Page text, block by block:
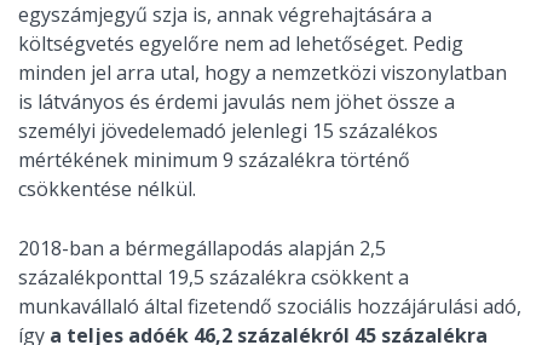
egyszámjegyű szja is, annak végrehajtására a
költségvetés egyelőre nem ad lehetőséget. Pedig
minden jel arra utal, hogy a nemzetközi viszonylatban
is látványos és érdemi javulás nem jöhet össze a
személyi jövedelemadó jelenlegi 15 százalékos
mértékének minimum 9 százalékra történő
csökkentése nélkül.
2018-ban a bérmegállapodás alapján 2,5
százalékponttal 19,5 százalékra csökkent a
munkavállaló által fizetendő szociális hozzájárulási adó,
így a teljes adóék 46,2 százalékról 45 százalékra